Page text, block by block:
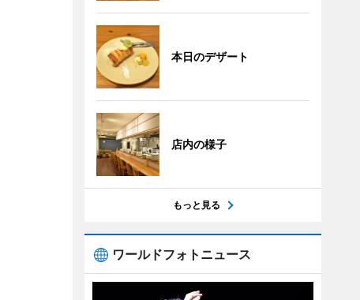
本日のデザート
店内の様子
もっと見る
ワールドフォトニュース